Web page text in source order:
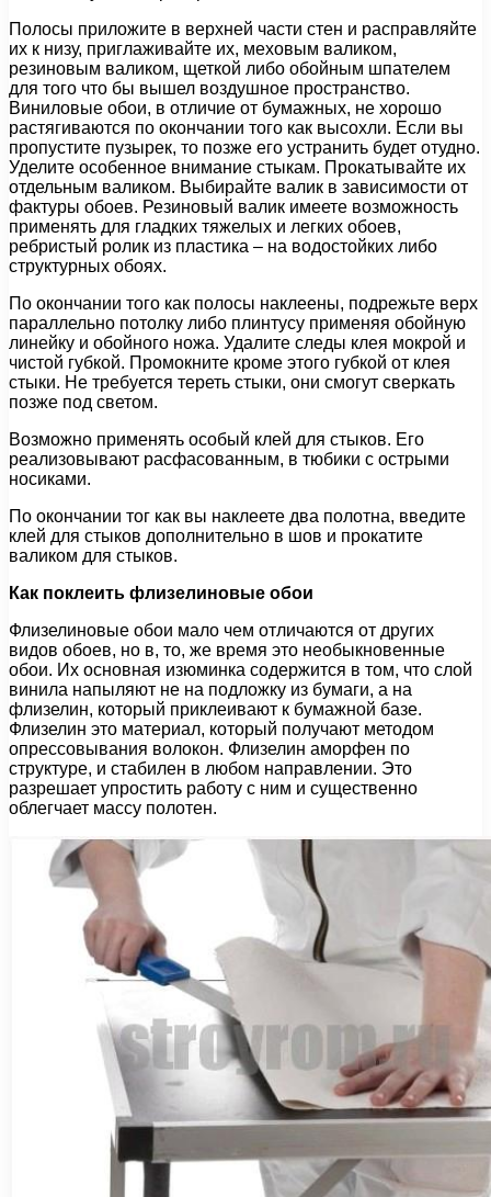
Полосы приложите в верхней части стен и расправляйте
их к низу, приглаживайте их, меховым валиком,
резиновым валиком, щеткой либо обойным шпателем
для того что бы вышел воздушное пространство.
Виниловые обои, в отличие от бумажных, не хорошо
растягиваются по окончании того как высохли. Если вы
пропустите пузырек, то позже его устранить будет отудно.
Уделите особенное внимание стыкам. Прокатывайте их
отдельным валиком. Выбирайте валик в зависимости от
фактуры обоев. Резиновый валик имеете возможность
применять для гладких тяжелых и легких обоев,
ребристый ролик из пластика – на водостойких либо
структурных обоях.
По окончании того как полосы наклеены, подрежьте верх
параллельно потолку либо плинтусу применяя обойную
линейку и обойного ножа. Удалите следы клея мокрой и
чистой губкой. Промокните кроме этого губкой от клея
стыки. Не требуется тереть стыки, они смогут сверкать
позже под светом.
Возможно применять особый клей для стыков. Его
реализовывают расфасованным, в тюбики с острыми
носиками.
По окончании тог как вы наклеете два полотна, введите
клей для стыков дополнительно в шов и прокатите
валиком для стыков.
Как поклеить флизелиновые обои
Флизелиновые обои мало чем отличаются от других
видов обоев, но в, то, же время это необыкновенные
обои. Их основная изюминка содержится в том, что слой
винила напыляют не на подложку из бумаги, а на
флизелин, который приклеивают к бумажной базе.
Флизелин это материал, который получают методом
опрессовывания волокон. Флизелин аморфен по
структуре, и стабилен в любом направлении. Это
разрешает упростить работу с ним и существенно
облегчает массу полотен.